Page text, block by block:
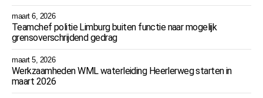
maart 6, 2026
Teamchef politie Limburg buiten functie naar mogelijk
grensoverschrijdend gedrag
maart 5, 2026
Werkzaamheden WML waterleiding Heerlerweg starten in
maart 2026